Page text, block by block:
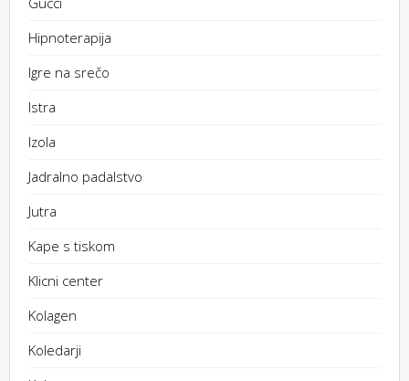
Hipnoterapija
Igre na srečo
Istra
Izola
Jadralno padalstvo
Jutra
Kape s tiskom
Klicni center
Kolagen
Koledarji